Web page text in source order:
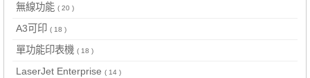
無線功能 ( 20 )
A3可印 ( 18 )
單功能印表機 ( 18 )
LaserJet Enterprise ( 14 )